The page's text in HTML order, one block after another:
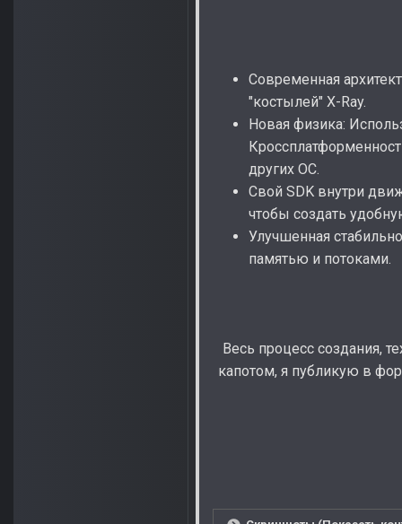
Современная
"костылей" X-Ray.
Новая физика:
других ОС.
Свой SDK внутри
чтобы создать
Улучшенная
памятью и потоками.
Весь процесс создания,
капотом, я публикую в